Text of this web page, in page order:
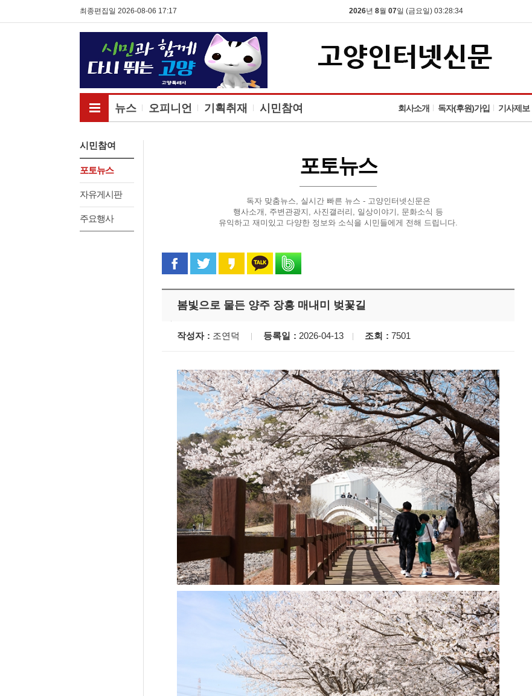
최종편집일 2026-08-06 17:17 2026년 8월 07일 (금요일) 03:28:35
뉴스 오피니언 기획취재 시민참여 회사소개 독자(후원)가입 기사제보
전체메뉴보기
시민참여
포토뉴스
자유게시판
주요행사
포토뉴스
독자 맞춤뉴스, 실시간 빠른 뉴스 - 고양인터넷신문은
행사소개, 주변관광지, 사진갤러리, 일상이야기, 문화소식 등
유익하고 재미있고 다양한 정보와 소식을 시민들에게 전해 드립니다.
페이스북으로 공유
트위터로 공유카카오 스토리로 공유
카카오톡으로 공유
봄빛으로 물든 양주 장흥 매내미 벚꽃길
작성자 조연덕 등록일 2026-04-13 조회 7501
'멈춘 고양, 다시 뛰게!' 민경선 고양
시장 취임
민선8기 마무리 한 이동환 고양시장
이임식
'제38회 고양행주문화제' 행주산성
일대 개최
고양환경에너지시설(소각장) 소방
고양시 폭염특보에 '도로 살수차' 전
면 가동
물향기수목원 무궁화 절정 '50여 품
종 감상'
민경선 시장, 2026 고양시장배 볼링
대회 시구
제30회 고양특례시장기 배드민턴대
회 개최